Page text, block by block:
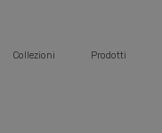
Collezioni Prodotti